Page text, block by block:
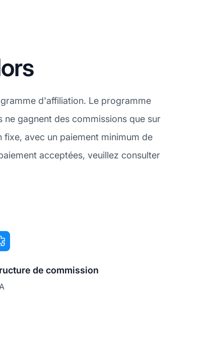
d'affiliation. Le programme
ne gagnent des commissions que sur
avec un paiement minimum de
acceptées, veuillez consulter
de commission